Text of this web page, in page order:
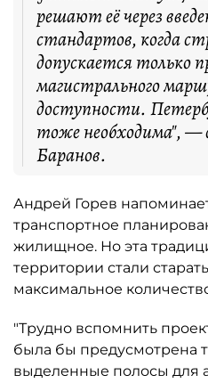
решают её через
стандартов, когда
допускается только
магистрального
доступности.
тоже необходима",
Баранов.
Андрей Горев
транспортное
жилищное. Но эта
территории стали
максимальное
"Трудно вспомнить
была бы предусмотрена
выделенные полосы для